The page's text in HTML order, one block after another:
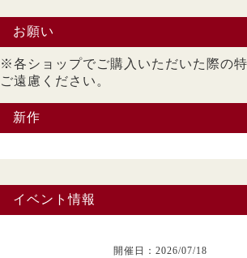
お願い
※各ショップでご購入いただいた際の
ご遠慮ください。
新作
イベント情報
開催日：2026/07/18